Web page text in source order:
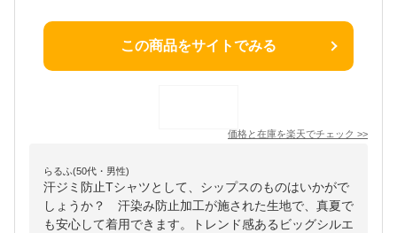
この商品をサイトでみる
価格と在庫を楽天でチェック >>
らるふ(50代・男性)
汗ジミ防止Tシャツとして、シップスのものはいかがで
しょうか？ 汗染み防止加工が施された生地で、真夏で
も安心して着用できます。トレンド感あるビッグシルエ